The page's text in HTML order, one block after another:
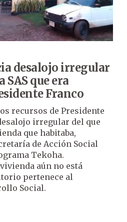
desalojo irregular
SASque era
Franco
recursos de Presidente
irregular del que
que habitaba,
de Acción Social
Tekoha.
aún no está
pertenece al
Social.